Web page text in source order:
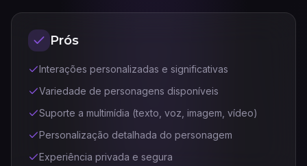
Prós
Interações personalizadas e significativas
Variedade de personagens disponíveis
Suporte a multimídia (texto, voz, imagem, vídeo)
Personalização detalhada do personagem
Experiência privada e segura